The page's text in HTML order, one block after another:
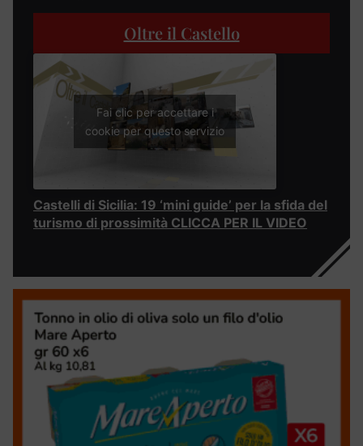
Oltre il Castello
Fai clic per accettare i
cookie per questo servizio
Castelli di Sicilia: 19 ‘mini guide’ per la sfida del
turismo di prossimità CLICCA PER IL VIDEO